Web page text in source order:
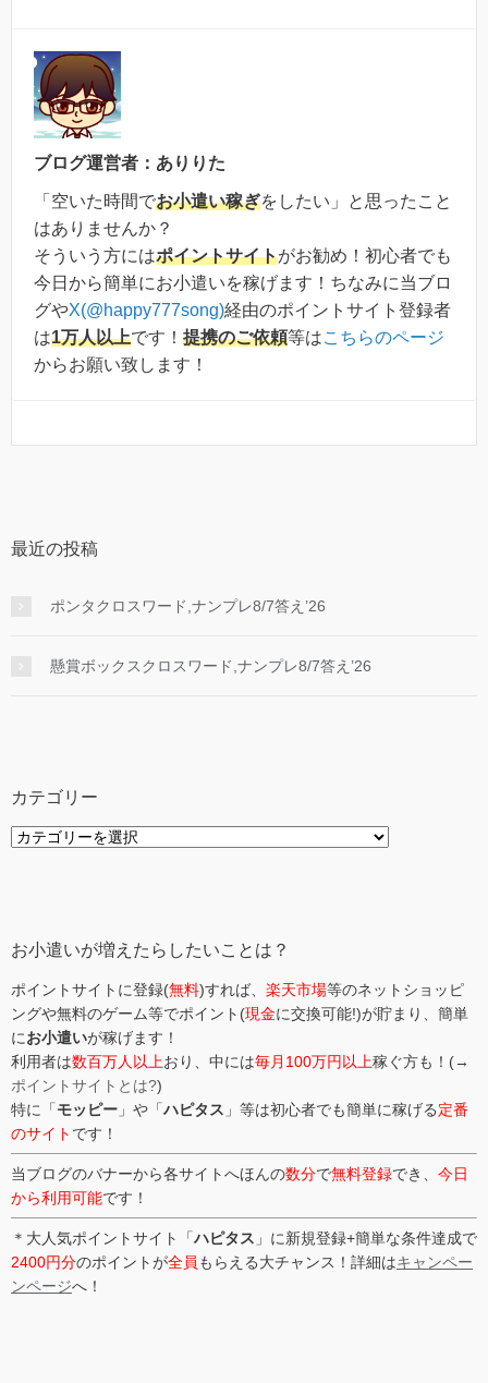
ブログ運営者：ありりた
「空いた時間でお小遣い稼ぎをしたい」と思ったこと
はありませんか？
そういう方にはポイントサイトがお勧め！初心者でも
今日から簡単にお小遣いを稼げます！ちなみに当ブロ
グやX(@happy777song)経由のポイントサイト登録者
は1万人以上です！ 提携のご依頼等はこちらのページ
からお願い致します！
最近の投稿
ポンタクロスワード,ナンプレ8/7答え’26
懸賞ボックスクロスワード,ナンプレ8/7答え’26
カテゴリー
カ
お小遣いが増えたらしたいことは？
ポイントサイトに登録(無料)すれば、 楽天市場等のネットショッピ
ングや無料のゲーム等でポイント(現金に交換可能!)が貯まり、簡単
にお小遣いが稼げます！
利用者は数百万人以上おり、中には毎月100万円以上稼ぐ方も！(→
ポイントサイトとは?)
特に「モッピー 」や「ハピタス 」等は初心者でも簡単に稼げる定番
のサイト です！
当ブログのバナーから各サイトへほんの数分で無料登録でき、 今日
から利用可能です！
＊大人気ポイントサイト「ハピタス 」に新規登録+簡単な条件達成で
2400円分のポイントが全員 もらえる大チャンス！詳細はキャンペー
ンページへ！